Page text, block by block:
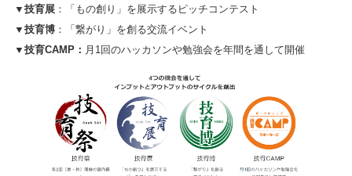
▼技育展：「もの創り」を展示するピッチコンテスト
▼技育博：「繋がり」を創る交流イベント
▼技育CAMP： 月1回のハッカソンや勉強会を年間を通して開催